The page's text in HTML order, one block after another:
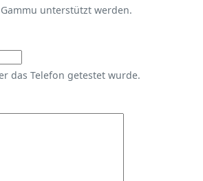
unterstützt werden.
das Telefon getestet wurde.